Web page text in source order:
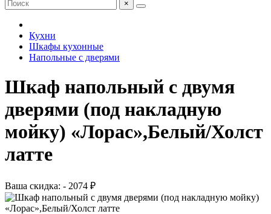
×
Кухни
Шкафы кухонные
Напольные с дверями
Шкаф напольный с двумя
дверями (под накладную
мойку) «Лорас»,Белый/Холст
латте
Ваша скидка: - 2074 ₽